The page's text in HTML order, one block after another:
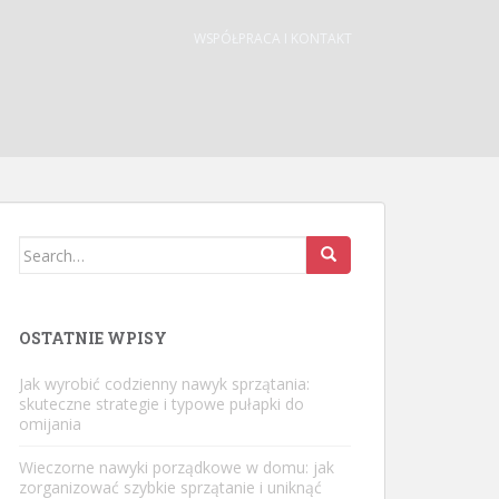
WSPÓŁPRACA I KONTAKT
Search
OSTATNIE WPISY
Jak wyrobić codzienny nawyk sprzątania:
skuteczne strategie i typowe pułapki do
omijania
Wieczorne nawyki porządkowe w domu: jak
zorganizować szybkie sprzątanie i uniknąć